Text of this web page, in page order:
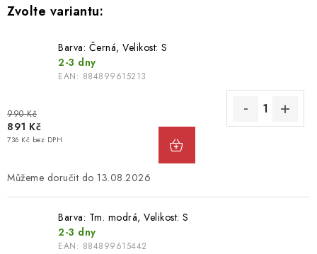
+420 728 784 925 (po–pá: 14:00–18:00)
Barva: Černá, Velikost: ​​S
2-3 dny
EAN: 884899615213
990 Kč
891 Kč
736 Kč bez DPH
13.08.2026
Barva: Tm. modrá, Velikost: ​​S
2-3 dny
EAN: 884899615442